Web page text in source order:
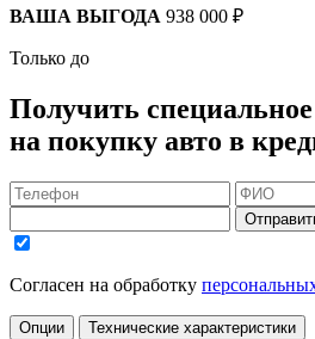
ВАША ВЫГОДА 938 000 ₽
Только до
Получить
на покупку авто в
Согласен на обработку
Опции Технические характеристики